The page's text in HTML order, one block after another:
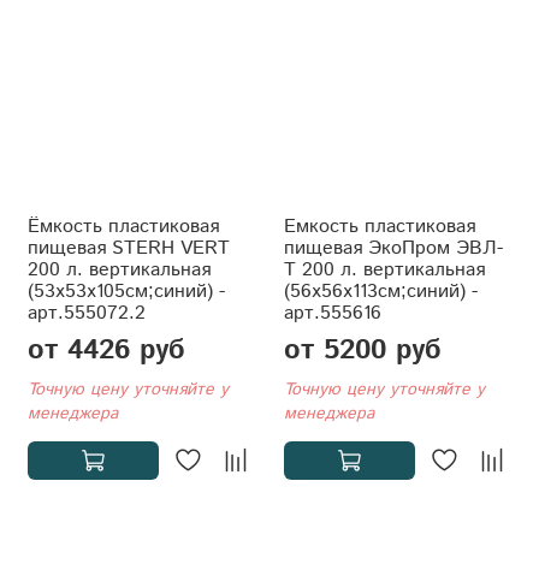
Ёмкость пластиковая
пищевая STERH VERT
200 л. вертикальная
(53x53x105см;синий) -
арт.555072.2
от 4426 руб
Точную цену уточняйте у
менеджера
Емкость пластиковая
пищевая ЭкоПром ЭВЛ-
Т 200 л. вертикальная
(56x56x113см;синий) -
арт.555616
от 5200 руб
Точную цену уточняйте у
менеджера